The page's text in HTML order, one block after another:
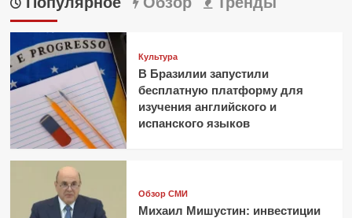
Культура
В Бразилии запустили
бесплатную платформу для
изучения английского и
испанского языков
Обзор СМИ
Михаил Мишустин: инвестиции